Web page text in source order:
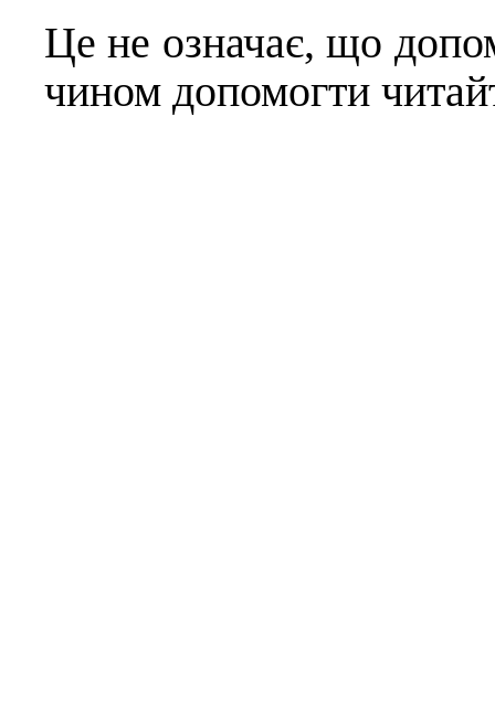
Це не означає, що
чином допомогти